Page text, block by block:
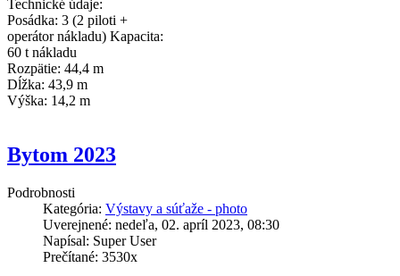
Technické údaje:
Posádka: 3 (2 piloti +
operátor nákladu) Kapacita:
60 t nákladu
Rozpätie: 44,4 m
Dĺžka: 43,9 m
Výška: 14,2 m
Bytom 2023
Podrobnosti
Kategória: Výstavy a súťaže - photo
Uverejnené: nedeľa, 02. apríl 2023, 08:30
Napísal: Super User
Prečítané: 3530x